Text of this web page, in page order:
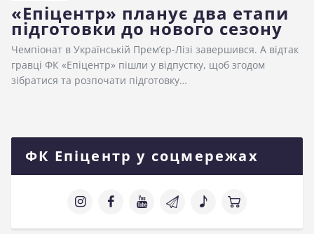
«Епіцентр» планує два етапи
підготовки до нового сезону
Чемпіонат в Українській Прем’єр-Лізі завершився. А відтак
гравці ФК «Епіцентр» пішли у відпустку, щоб згодом
зібратися та розпочати підготовку…
ФК Епіцентр у соцмережах